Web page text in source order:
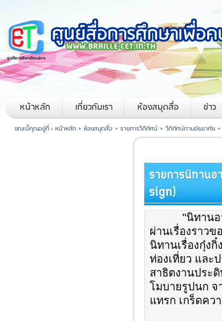
หน้าหลัก เกี่ยวกับเรา ห้องสมุดสื่อ ข่าว
ขณะนี้คุณอยู่ที่ › หน้าหลัก > ห้องสมุดสื่อ > รายการวีดิทัศน์ > วีดิทัศน์ตามอัธยาศัย >
รายการนิทาน
sign)
"นิทานอาเซี
ผ่านเรื่องราว
นิทานเรื่องกุ๋ง
ท่องเที่ยว และ
สาธิตงานประ
โมบายรูปนก จ
แทรก เกร็ดคว